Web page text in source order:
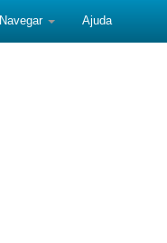
Navegar Ajuda